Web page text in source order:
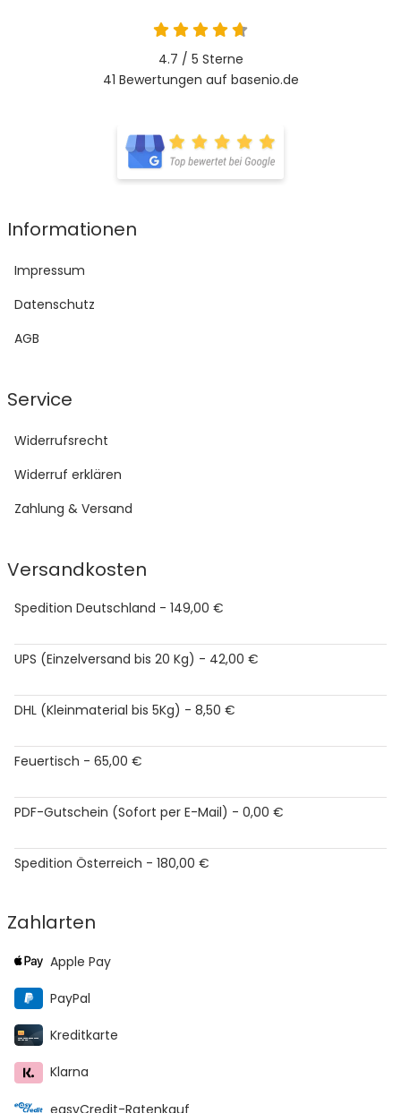
4.7 / 5 Sterne
41 Bewertungen auf basenio.de
Informationen
Impressum
Datenschutz
AGB
Service
Widerrufsrecht
Widerruf erklären
Zahlung & Versand
Versandkosten
Spedition Deutschland - 149,00 €
UPS (Einzelversand bis 20 Kg) - 42,00 €
DHL (Kleinmaterial bis 5Kg) - 8,50 €
Feuertisch - 65,00 €
PDF-Gutschein (Sofort per E-Mail) - 0,00 €
Spedition Österreich - 180,00 €
Zahlarten
Apple Pay
PayPal
Kreditkarte
Klarna
easyCredit-Ratenkauf